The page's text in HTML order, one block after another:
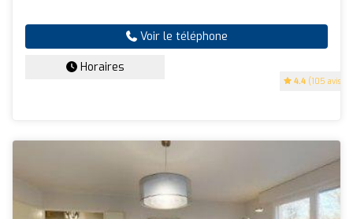
4.4 (105 avis)
Voir le téléphone
Horaires